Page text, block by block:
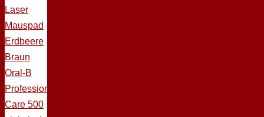
Laser
Mauspad
Erdbeere
Braun
Oral-B
Professional
Care 500